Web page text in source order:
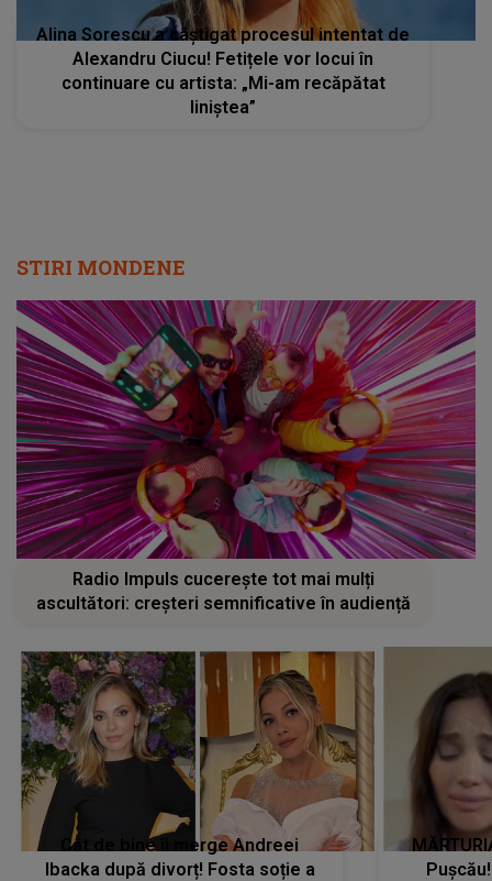
Alina Sorescu a câștigat procesul intentat de
Alexandru Ciucu! Fetițele vor locui în
continuare cu artista: „Mi-am recăpătat
liniștea”
STIRI MONDENE
Radio Impuls cucerește tot mai mulți
ascultători: creșteri semnificative în audiență
Cât de bine îi merge Andreei
Ibacka după divorț! Fosta soție a